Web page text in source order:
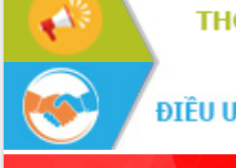
Gặp mặt các cơ quan báo chí nhân Kỷ
niệm 101 năm Ngày Báo chí Cách
mạng Việt Nam
Đắk Lắk sơ kết 4 năm triển khai thực
hiện Đề án 06 của Chính phủ
Họp báo thông tin về Hội nghị Công bố
Quy hoạch và Xúc tiến đầu tư tỉnh Đắk
Lắk